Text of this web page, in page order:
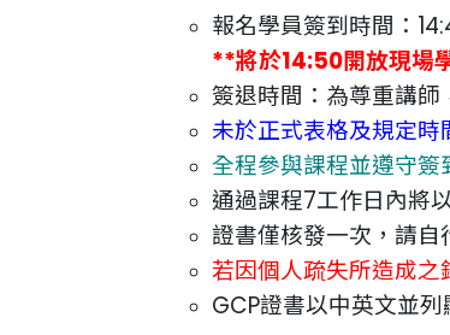
報名學員簽到時間：
**將於14:50開放現場
簽退時間：為尊重講
未於正式表格及規定
全程參與課程並遵守
通過課程7工作日內將
證書僅核發一次，請自
若因個人疏失所造成
GCP證書以中英文並